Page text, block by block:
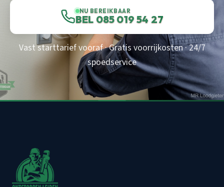
NU BEREIKBAAR
BEL 085 019 54 27
Vast starttarief vooraf · Gratis voorrijkosten · 24/7
spoedservice